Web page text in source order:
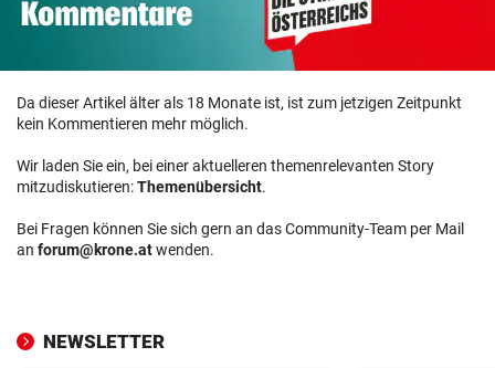
Da dieser Artikel älter als 18 Monate ist, ist zum jetzigen Zeitpunkt
kein Kommentieren mehr möglich.
Wir laden Sie ein, bei einer aktuelleren themenrelevanten Story
mitzudiskutieren:Themenübersicht.
Bei Fragen können Sie sich gern an das Community-Team per Mail
an forum@krone.atwenden.
NEWSLETTER